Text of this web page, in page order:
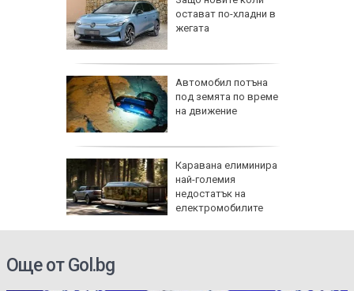
остават по-хладни в
жегата
Автомобил потъна
под земята по време
на движение
Каравана елиминира
най-големия
недостатък на
електромобилите
Още от Gol.bg